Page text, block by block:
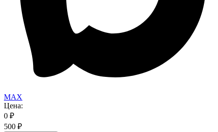
MAX
Цена:
0 ₽
500 ₽